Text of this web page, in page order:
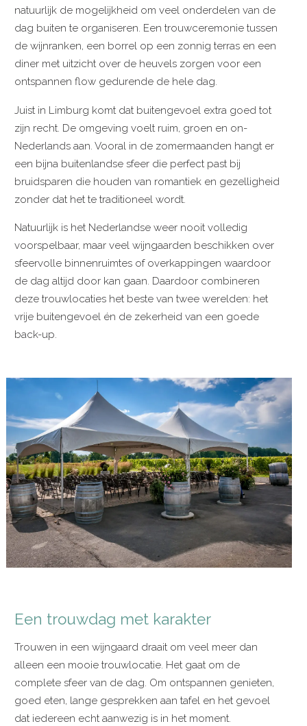
natuurlijk de mogelijkheid om veel onderdelen van de
dag buiten te organiseren. Een trouwceremonie tussen
de wijnranken, een borrel op een zonnig terras en een
diner met uitzicht over de heuvels zorgen voor een
ontspannen flow gedurende de hele dag.
Juist in Limburg komt dat buitengevoel extra goed tot
zijn recht. De omgeving voelt ruim, groen en on-
Nederlands aan. Vooral in de zomermaanden hangt er
een bijna buitenlandse sfeer die perfect past bij
bruidsparen die houden van romantiek en gezelligheid
zonder dat het te traditioneel wordt.
Natuurlijk is het Nederlandse weer nooit volledig
voorspelbaar, maar veel wijngaarden beschikken over
sfeervolle binnenruimtes of overkappingen waardoor
de dag altijd door kan gaan. Daardoor combineren
deze trouwlocaties het beste van twee werelden: het
vrije buitengevoel én de zekerheid van een goede
back-up.
Een trouwdag met karakter
Trouwen in een wijngaard draait om veel meer dan
alleen een mooie trouwlocatie. Het gaat om de
complete sfeer van de dag. Om ontspannen genieten,
goed eten, lange gesprekken aan tafel en het gevoel
dat iedereen echt aanwezig is in het moment.